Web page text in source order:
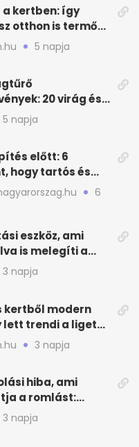
a kertben: így
otthon is termő
5 napja
20 virág és
nyárra
5 napja
előtt: 6
hogy tartós és
legyen
6
eszköz, ami
is melegíti a
3 napja
kertből modern
lett trendi a ligetes
3 napja
hiba, ami
a romlást:
3 napja